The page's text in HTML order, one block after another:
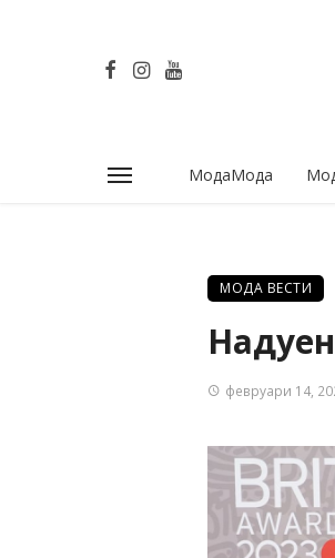
МодаМода
МОДА ВЕСТИ
февруари 14,